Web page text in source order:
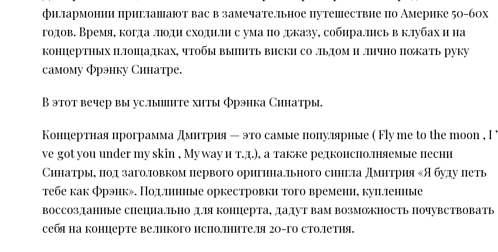
филармонии приглашают вас в замечательное путешествие по Америке 50-60х
годов. Время, когда люди сходили с ума по джазу, собирались в клубах и на
концертных площадках, чтобы выпить виски со льдом и лично пожать руку
самому Фрэнку Синатре.
В этот вечер вы услышите хиты Фрэнка Синатры.
Концертная программа Дмитрия — это самые популярные ( Fly me to the moon , I ’
ve got you under my skin , My way и т.д.), а также редкоисполняемые песни
Синатры, под заголовком первого оригинального сингла Дмитрия «Я буду петь
тебе как Фрэнк». Подлинные оркестровки того времени, купленные
воссозданные специально для концерта, дадут вам возможность почувствовать
себя на концерте великого исполнителя 20-го столетия.